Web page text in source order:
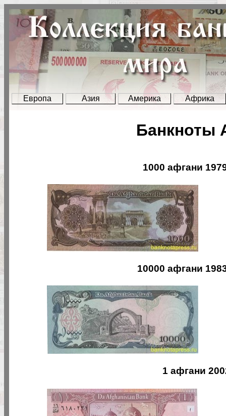
Европа Азия Америка Африка
Банкноты
1000 афгани
10000 афгани
1 афгани